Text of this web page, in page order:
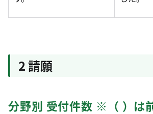
2 請願
分野別 受付件数 ※（ ）は